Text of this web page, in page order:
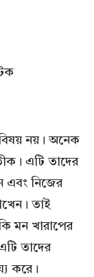
নয়। অনেক
এটি তাদের
এবং নিজের
তাই
মন খারাপের
তাদের
করে।